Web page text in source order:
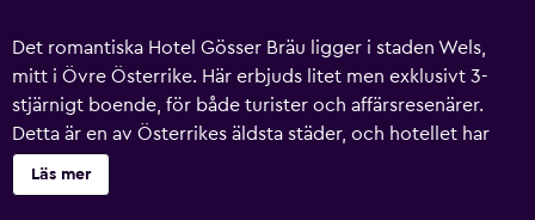
Det romantiska Hotel Gösser Bräu ligger i staden Wels,
mitt i Övre Österrike. Här erbjuds litet men exklusivt 3-
stjärnigt boende, för både turister och affärsresenärer.
Detta är en av Österrikes äldsta städer, och hotellet har
under 70 år lagt betoningen på tradition. På detta
familjedrivna hotell serveras rätter från det österrikiska
Läs mer